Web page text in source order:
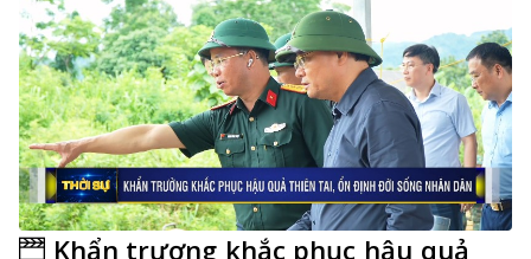
Khẩn trương khắc phục hậu quả